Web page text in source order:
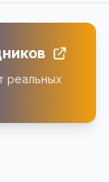
реальных